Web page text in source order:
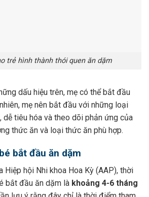
trẻ hình thành thói quen ăn dặm
dấu hiệu trên, mẹ có thể bắt đầu
mẹ nên bắt đầu với những loại
tiêu hóa và theo dõi phản ứng của
thức ăn và loại thức ăn phù hợp.
bắt đầu ăn dặm
Hiệp hội Nhi khoa Hoa Kỳ (AAP), thời
bắt đầu ăn dặm là khoảng 4-6 tháng